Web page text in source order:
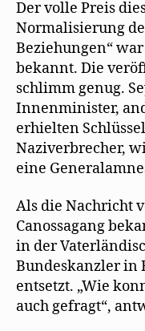
Der volle Preis
Normalisierung
Beziehungen“
bekannt. Die
schlimm genug.
Innenminister,
erhielten
Naziverbrecher,
eine
Als die Nachricht
Canossagang
in der
Bundeskanzler in
entsetzt. „Wie
auch gefragt“,